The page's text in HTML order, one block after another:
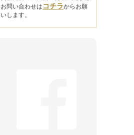
お問い合わせは コチラからお願
いします。